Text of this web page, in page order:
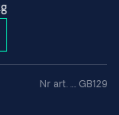
standardowych
Nr art. .... GB129